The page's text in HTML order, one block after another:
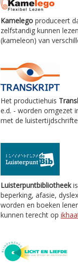
Kamelego produceert
zelfstandig kunnen
(kameleon) van
Het productiehuis
e.d. - worden omgezet
met de
Luisterpuntbibliotheekis
beperking, afasie,
worden en boeken
kunnen terecht op